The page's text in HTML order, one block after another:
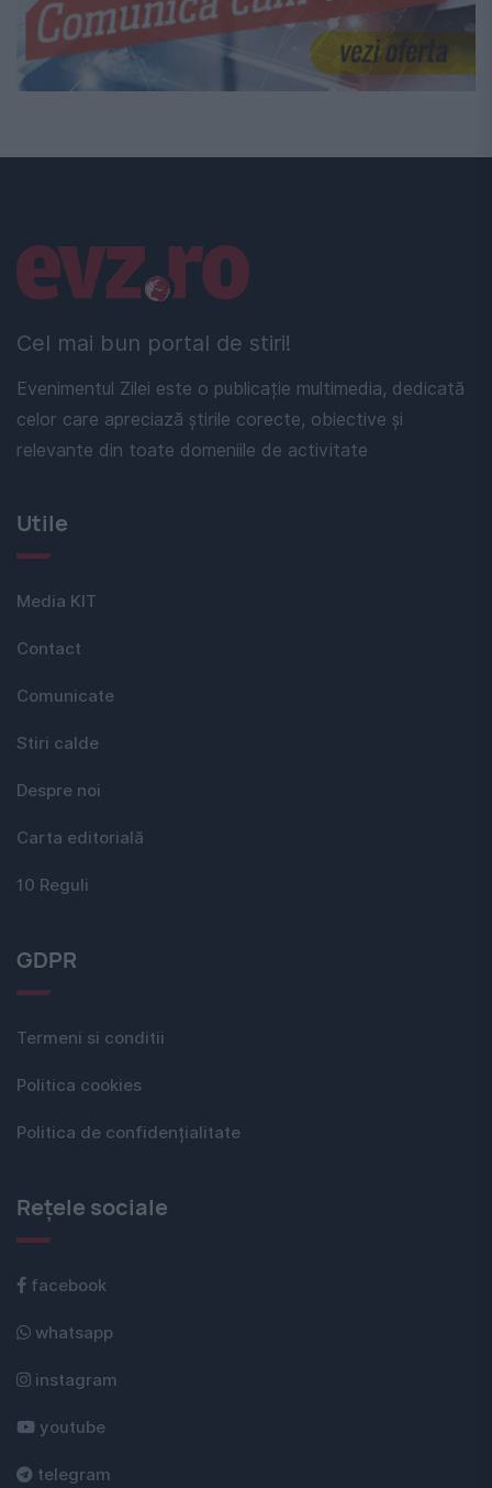
Cel mai bun portal de stiri!
Evenimentul Zilei este o publicație multimedia, dedicată
celor care apreciază știrile corecte, obiective și
relevante din toate domeniile de activitate
Linkuri utile
Utile
Media KIT
Contact
Comunicate
Stiri calde
Despre noi
Carta editorială
10 Reguli
GDPR
Termeni si conditii
Politica cookies
Politica de confidențialitate
Rețele sociale
facebook
whatsapp
instagram
youtube
telegram